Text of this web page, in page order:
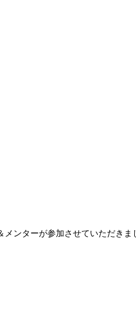
ンターが参加させていただき